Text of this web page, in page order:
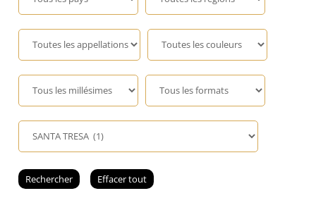
Champagne
GIN
RHUM
WHISKY